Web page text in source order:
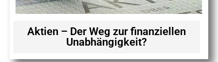
Aktien – Der Weg zur finanziellen
Unabhängigkeit?